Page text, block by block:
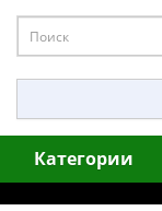
Категории